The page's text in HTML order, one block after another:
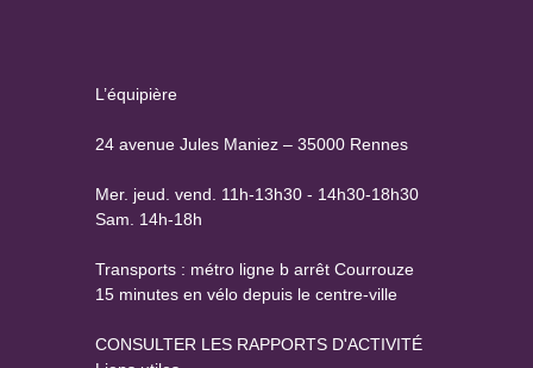
L’équipière
24 avenue Jules Maniez – 35000 Rennes
Mer. jeud. vend. 11h-13h30 - 14h30-18h30
Sam. 14h-18h
Transports : métro ligne b arrêt Courrouze
15 minutes en vélo depuis le centre-ville
CONSULTER LES RAPPORTS D'ACTIVITÉ